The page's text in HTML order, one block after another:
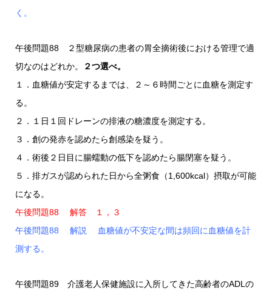
く。
午後問題88 ２型糖尿病の患者の胃全摘術後における管理で適
切なのはどれか。
２つ選べ。
１．血糖値が安定するまでは、２～６時間ごとに血糖を測定す
る。
２．１日１回ドレーンの排液の糖濃度を測定する。
３．創の発赤を認めたら創感染を疑う。
４．術後２日目に腸蠕動の低下を認めたら腸閉塞を疑う。
５．排ガスが認められた日から全粥食（1,600kcal）摂取が可能
になる。
午後問題88 解答 １，３
午後問題88 解説 血糖値が不安定な間は頻回に血糖値を計
測する。
午後問題89 介護老人保健施設に入所してきた高齢者のADLの